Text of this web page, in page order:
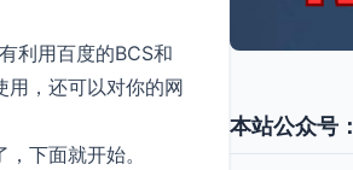
利用百度的BCS和
用，还可以对你的网
下面就开始。
本站公众号